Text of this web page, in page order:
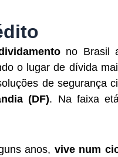
no Brasil
o lugar de dívida
de segurança
(DF). Na faixa
anos, vive num